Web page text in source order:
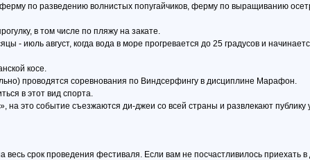
по разведению волнистых попугайчиков, ферму по выращиванию
в том числе по пляжу на закате.
- июль август, когда вода в море прогревается до 25 градусов и
косе.
проводятся соревнования по Виндсерфингу в дисциплине Марафон.
в этот вид спорта.
это событие съезжаются ди-джеи со всей страны и развлекают
срок проведения фестиваля. Если вам не посчастливилось приехать